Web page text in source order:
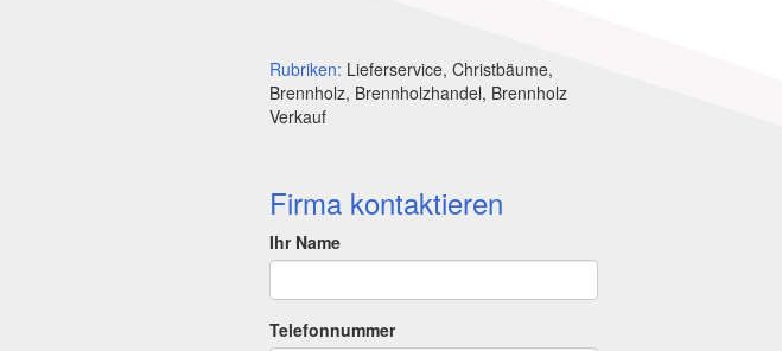
Rubriken: Lieferservice, Christbäume,
Brennholz, Brennholzhandel, Brennholz
Verkauf
Firma kontaktieren
Ihr Name
Telefonnummer